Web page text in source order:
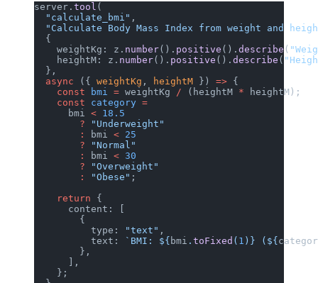
server.tool
  "calculate_bmi"
"Calculate Body Mass Index from weight and
  {
    weightKg: z.
number ().positive ().describe (
    heightM: z.
number ().positive ().describe (
  },
  async
({ weightKg , heightM }) => {
    const
bmi = weightKg (heightM
heightM);
    const
category =
      bmi
18.5
        ?
"Underweight"
        :
bmi 25
        ?
"Normal"
        :
bmi 30
        ?
"Overweight"
        :
"Obese"
    return
{
      content: [
        {
          type:
"text"
          text:
`BMI: ${bmi .toFixed ( 1 ) } (${
        },
      ],
    };